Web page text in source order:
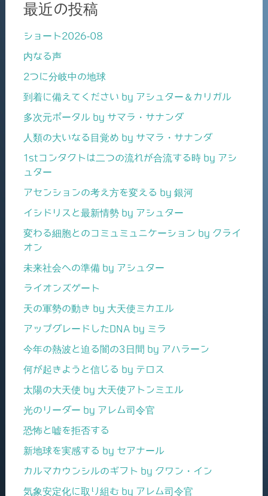
最近の投稿
ショート2026-08
内なる声
2つに分岐中の地球
到着に備えてください by アシュター＆カリガル
多次元ポータル by サマラ・サナンダ
人類の大いなる目覚め by サマラ・サナンダ
1stコンタクトは二つの流れが合流する時 by アシ
ュター
アセンションの考え方を変える by 銀河
イシドリスと最新情勢 by アシュター
変わる細胞とのコミュミュニケーション by クライ
オン
未来社会への準備 by アシュター
ライオンズゲート
天の軍勢の動き by 大天使ミカエル
アップグレードしたDNA by ミラ
今年の熱波と迫る闇の3日間 by アハラーン
何が起きようと信じる by テロス
太陽の大天使 by 大天使アトンミエル
光のリーダー by アレム司令官
恐怖と嘘を拒否する
新地球を実感する by セアナール
カルマカウンシルのギフト by クワン・イン
気象安定化に取り組む by アレム司令官